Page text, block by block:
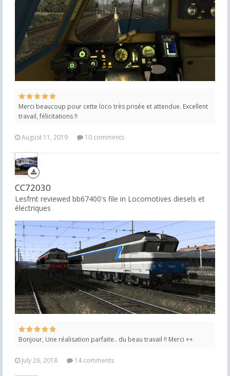
Merci beaucoup pour cette loco très prisée et attendue. Excellent
travail, félicitations !!
August 11, 2019 10 comments
CC72030
Lesfmt reviewed bb67400's file in Locomotives diesels et
électriques
Bonjour, Une réalisation parfaite.. du beau travail !! Merci ++
July 26, 2018 14 comments